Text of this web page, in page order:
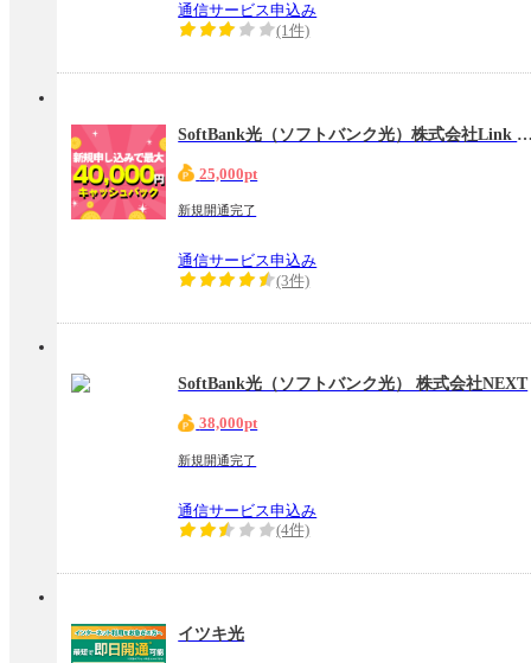
通信サービス申込み
(1件)
SoftBank光（ソフトバンク光）
25,000pt
新規開通完了
通信サービス申込み
(3件)
SoftBank光（ソフトバンク光） 株式会社NEXT
38,000pt
新規開通完了
通信サービス申込み
(4件)
イツキ光